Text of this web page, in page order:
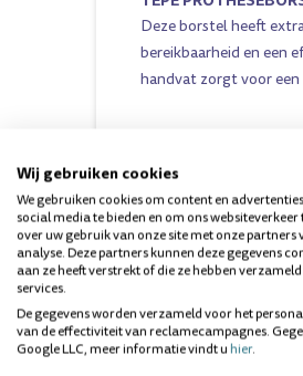
Deze borstel heeft
bereikbaarheid en een
handvat zorgt voor een
Vragen over
Wij gebruiken cookies
We gebruiken cookies om content en
social media te bieden en om ons
over uw gebruik van onze site met onze
analyse. Deze partners kunnen deze gegevens
aan ze heeft verstrekt of die ze hebben
services.
De gegevens worden verzameld voor het
van de effectiviteit van reclamecampagnes.
Google LLC, meer informatie vindt uhier.